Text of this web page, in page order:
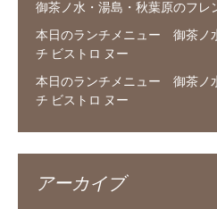
御茶ノ水・湯島・秋葉原のフレ
本日のランチメニュー 御茶ノ
チ ビストロ ヌー
本日のランチメニュー 御茶ノ
チ ビストロ ヌー
アーカイブ